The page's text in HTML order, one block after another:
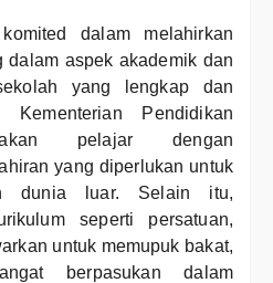
dalam melahirkan
dalam aspek akademik dan
yang lengkap dan
Kementerian Pendidikan
pelajar dengan
yang diperlukan untuk
dunia luar. Selain itu,
seperti persatuan,
untuk memupuk bakat,
berpasukan dalam